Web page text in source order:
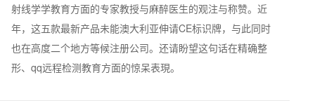
射线学学教育方面的专家教授与麻醉医生的观注与称赞。近
年，这五款最新产品未能澳大利亚伸请CE标识牌，与此同时
也在高度二个地方等候注册公司。还请盼望这句话在精确整
形、qq远程检测教育方面的惊呆表現。